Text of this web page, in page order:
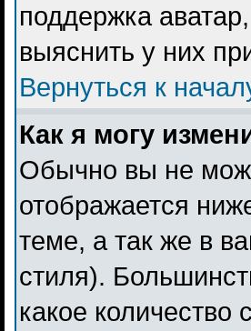
поддержка
выяснить у них
Вернуться к
Как я могу
Обычно вы не
отображается
теме, а так же в
стиля).
какое